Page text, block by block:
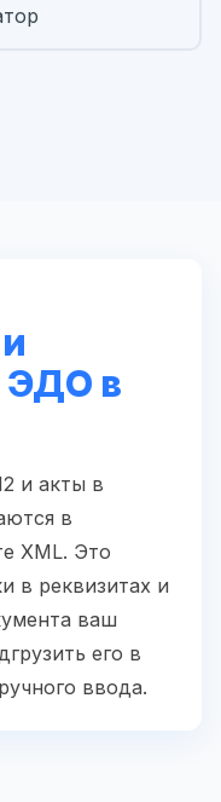
ЭДО в
и акты в
в
XML. Это
в реквизитах и
ваш
его в
ввода.